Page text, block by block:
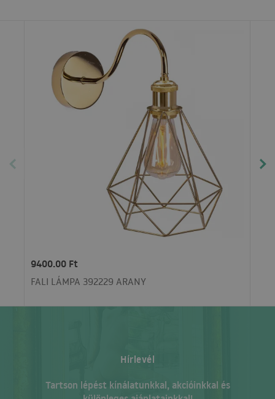
9400.00 Ft
FALI LÁMPA 392229 ARANY
Hírlevél
Tartson lépést kínálatunkkal, akcióinkkal és